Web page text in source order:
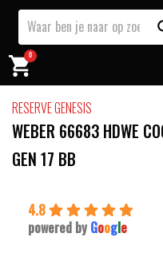
0
RESERVE GENESIS
WEBER 66683 HDWE
GEN 17 BB
4.8
powered by Google